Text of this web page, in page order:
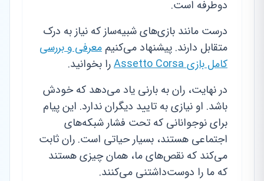
دوطرفه است.
درست مانند بازی‌های شبیه‌ساز که نیاز به درک
متقابل دارند. پیشنهاد می‌کنیم معرفی و بررسی
کامل بازی Assetto Corsa
را بخوانید.
در نهایت، ران به بارنی یاد می‌دهد که خودش
باشد. او نیازی به تایید دیگران ندارد. این پیام
برای نوجوانانی که تحت فشار شبکه‌های
اجتماعی هستند، بسیار حیاتی است. ران ثابت
می‌کند که نقص‌های ما، همان چیزی هستند
که ما را دوست‌داشتنی می‌کنند.